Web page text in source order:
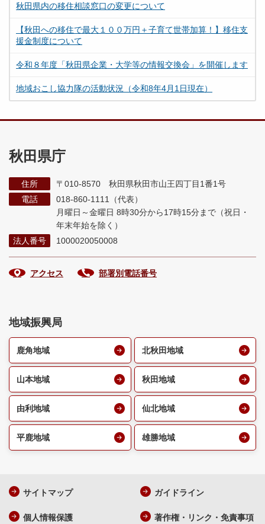
秋田県内の移住相談窓口の変更について
【秋田への移住で最大１００万円＋子育て世帯加算！】移住支
援金制度について
令和８年度「秋田県企業・大学等の情報交換会」を開催します
地域おこし協力隊の活動状況（令和8年4月1日現在）
秋田県庁
住所
〒010-8570 秋田県秋田市山王四丁目1番1号
電話
018-860-1111（代表）
月曜日～金曜日 8時30分から17時15分まで （祝日・
年末年始を除く）
法人番号
1000020050008
アクセス 部署別電話番号
地域振興局
鹿角地域 北秋田地域
山本地域 秋田地域
由利地域 仙北地域
平鹿地域 雄勝地域
サイトマップ ガイドライン
個人情報保護 著作権・リンク・免責事項